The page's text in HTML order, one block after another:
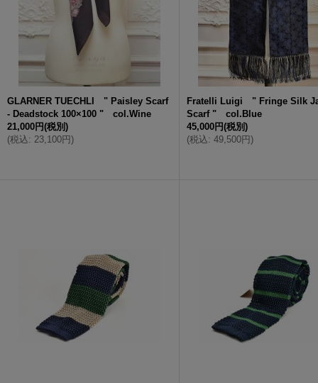
GLARNER TUECHLI " Paisley Scarf
- Deadstock 100×100 " col.Wine
21,000円(税別)
(税込: 23,100円)
Fratelli Luigi " Fringe Silk
Scarf " col.Blue
45,000円(税別)
(税込: 49,500円)